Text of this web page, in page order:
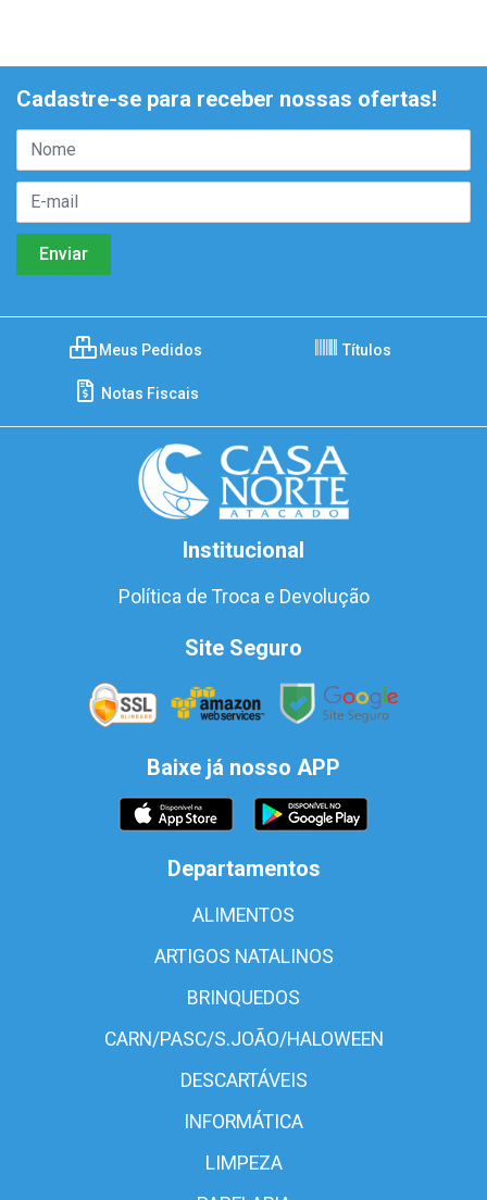
Cadastre-se para receber nossas ofertas!
Meus Pedidos Títulos
Notas Fiscais
Institucional
Política de Troca e Devolução
Site Seguro
Baixe já nosso APP
Departamentos
ALIMENTOS
ARTIGOS NATALINOS
BRINQUEDOS
CARN/PASC/S.JOÃO/HALOWEEN
DESCARTÁVEIS
INFORMÁTICA
LIMPEZA